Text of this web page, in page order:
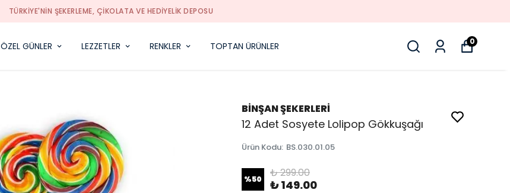
TÜRKIYE'NIN ŞEKERLEME, ÇIKOLATA VE HEDIYELIK DEPOSU
ÖZEL GÜNLER LEZZETLER RENKLER TOPTAN ÜRÜNLER 0
BİNŞAN ŞEKERLERİ
12 Adet Sosyete Lolipop Gökkuşağı
Ürün Kodu: BS.030.01.05
%50 ₺ 299.00
₺ 149.00